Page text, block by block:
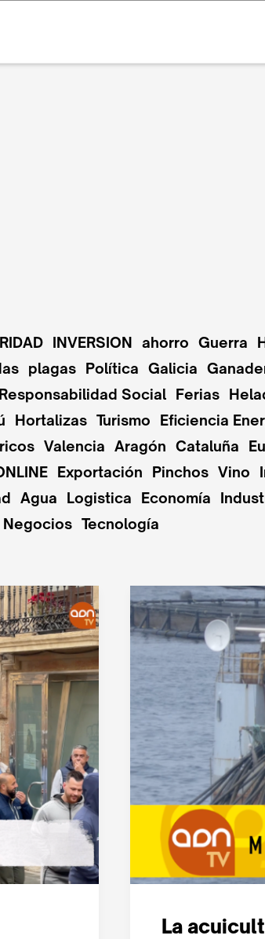
INVERSION ahorro Guerra
plagas Política Galicia
Responsabilidad Social Ferias
Hortalizas Turismo Eficiencia
Valencia Aragón Cataluña
Exportación Pinchos Vino
Agua Logistica Economía
Negocios Tecnología
La